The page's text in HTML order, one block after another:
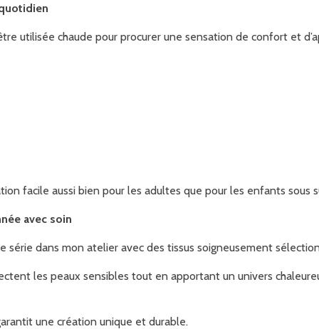
utilisée chaude pour procurer une sensation de confort et
facile aussi bien pour les adultes que pour les enfants sous
avec soin
dans mon atelier avec des tissus soigneusement
les peaux sensibles tout en apportant un univers
une création unique et durable.